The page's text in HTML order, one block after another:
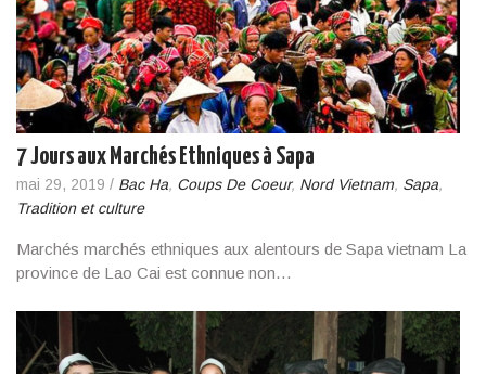
7 Jours aux Marchés Ethniques à Sapa
mai 29, 2019 / Bac Ha, Coups De Coeur, Nord Vietnam, Sapa,
Tradition et culture
Marchés marchés ethniques aux alentours de Sapa vietnam La
province de Lao Cai est connue non…